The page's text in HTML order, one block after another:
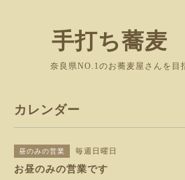
手打ち蕎麦
奈良県NO.1のお蕎麦屋さんを目
カレンダー
昼のみの営業 毎週日曜日
お昼のみの営業です